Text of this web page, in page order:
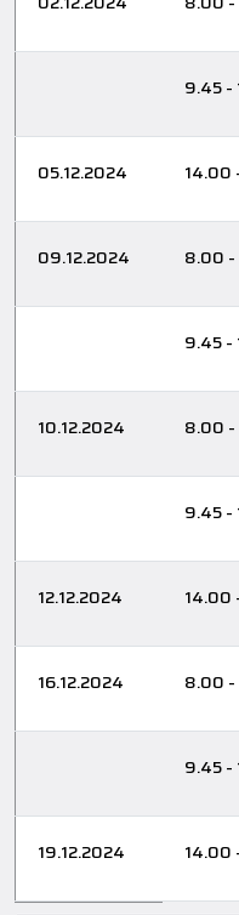
9.45 -
05.12.2024 14.00
09.12.2024 8.00
9.45 -
10.12.2024 8.00
9.45 -
12.12.2024 14.00
16.12.2024 8.00
9.45 -
19.12.2024 14.00